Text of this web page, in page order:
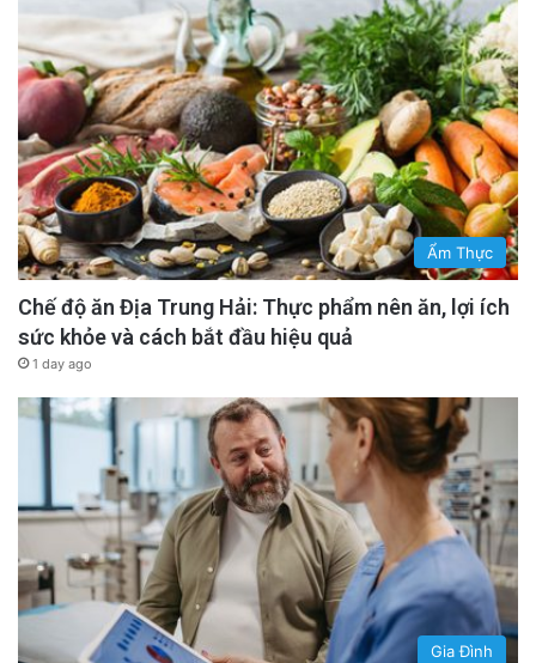
Ẩm Thực
Chế độ ăn Địa Trung Hải: Thực phẩm nên ăn, lợi ích
sức khỏe và cách bắt đầu hiệu quả
1 day ago
Gia Đình